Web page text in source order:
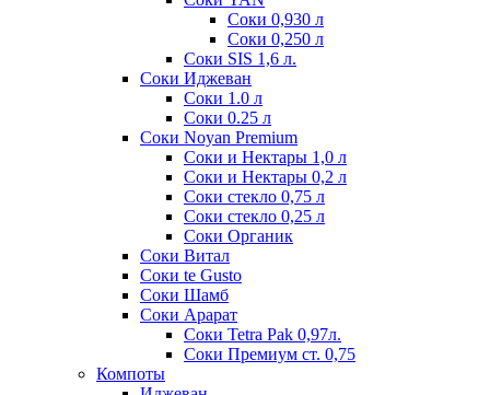
Соки 0,930 л
Соки 0,250 л
Соки SIS 1,6 л.
Соки Иджеван
Соки 1.0 л
Соки 0.25 л
Соки Noyan Premium
Соки и Нектары 1,0 л
Соки и Нектары 0,2 л
Соки стекло 0,75 л
Соки стекло 0,25 л
Соки Органик
Соки Витал
Соки te Gusto
Соки Шамб
Соки Арарат
Соки Tetra Pak 0,97л.
Соки Премиум ст. 0,75
Компоты